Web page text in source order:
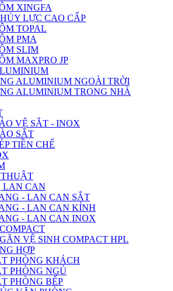
XINGFA
LỰC CAO CẤP
TOPAL
PMA
SLIM
MAXPRO JP
ALUMINIUM NGOÀI TRỜI
ALUMINIUM TRONG NHÀ
VỆ SẮT - INOX
SẮT
TIỀN CHẾ
LAN CAN
- LAN CAN SẮT
- LAN CAN KÍNH
- LAN CAN INOX
VỆ SINH COMPACT HPL
HỢP
PHÒNG KHÁCH
PHÒNG NGỦ
PHÒNG BẾP